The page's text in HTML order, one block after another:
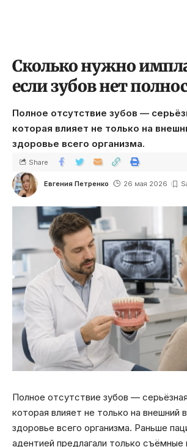
Сколько нужно
если зубов нет
Полное отсутствие зубов —
которая влияет не только на
здоровье всего организма.
Евгения Петренко 26 мая 2026
Share
Полное отсутствие зубов —
которая влияет не только на внешний
здоровье всего организма. Раньше
адентией предлагали только съёмные